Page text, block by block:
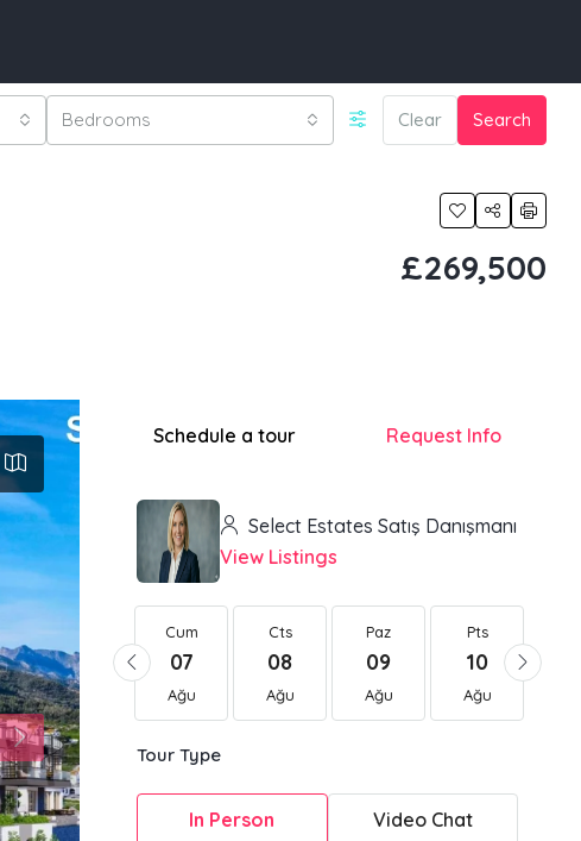
Bedrooms Clear Search
£269,500
Schedule a tour Request Info
Select Estates Satış Danışmanı
View Listings
21
Ağu
Cum
07
Ağu
Cts
08
Ağu
Paz
09
Ağu
Pts
10
Ağu
Tour Type
In Person Video Chat